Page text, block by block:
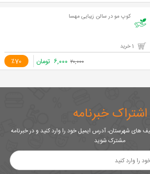
کوپ مو در سالن زیبایی مهسا
٪70 ۲۰,۰۰۰ ۶,۰۰۰ تومان
اشتراک خبرنامه
های شهرستان، آدرس ایمیل خود را وارد کنید و در خبرنامه
مشترک شوید